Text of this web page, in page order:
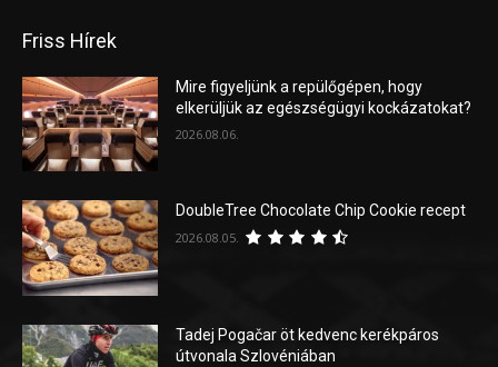
Friss Hírek
Mire figyeljünk a repülőgépen, hogy
elkerüljük az egészségügyi kockázatokat?
2026.08.06.
DoubleTree Chocolate Chip Cookie recept
2026.08.05.
Tadej Pogačar öt kedvenc kerékpáros
útvonala Szlovéniában